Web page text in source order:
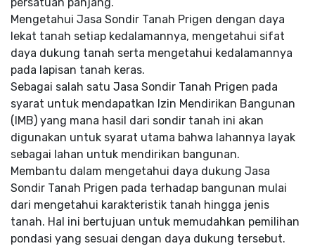
Mengetahui Jasa Sondir Tanah Prigen dengan daya
lekat tanah setiap kedalamannya, mengetahui sifat
daya dukung tanah serta mengetahui kedalamannya
pada lapisan tanah keras.
Sebagai salah satu Jasa Sondir Tanah Prigen pada
syarat untuk mendapatkan Izin Mendirikan Bangunan
(IMB) yang mana hasil dari sondir tanah ini akan
digunakan untuk syarat utama bahwa lahannya layak
sebagai lahan untuk mendirikan bangunan.
Membantu dalam mengetahui daya dukung Jasa
Sondir Tanah Prigen pada terhadap bangunan mulai
dari mengetahui karakteristik tanah hingga jenis
tanah. Hal ini bertujuan untuk memudahkan pemilihan
pondasi yang sesuai dengan daya dukung tersebut.